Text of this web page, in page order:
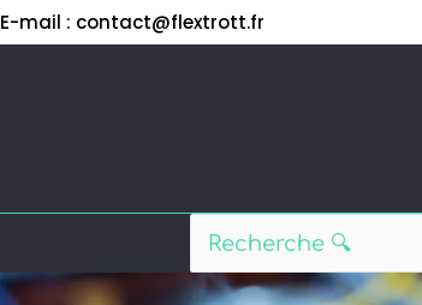
E-mail : contact@flextrott.fr